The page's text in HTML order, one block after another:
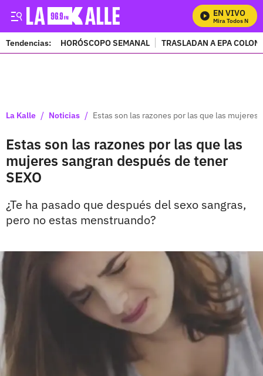
EN VIVO
Mira Todos
Tendencias: HORÓSCOPO SEMANAL TRASLADAN A EPA
La Kalle / Noticias / Estas son las razones por las que las mujeres
Estas son las razones por las que las
mujeres sangran después de tener
SEXO
¿Te ha pasado que después del sexo sangras,
pero no estas menstruando?